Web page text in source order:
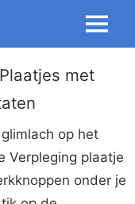
Menu
met
op het
Verpleging plaatje
onder je